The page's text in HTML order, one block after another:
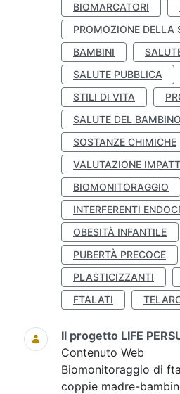
BIOMARCATORI
PROMOZIONE DELLA
BAMBINI
SALUTE PUBBLICA
STILI DI VITA
SALUTE DEL BAMBINO
SOSTANZE CHIMICHE
VALUTAZIONE
BIOMONITORAGGIO
INTERFERENTI
OBESITÀ INFANTILE
PUBERTÀ PRECOCE
PLASTICIZZANTI
FTALATI
Il progetto LIFE
Contenuto Web
Biomonitoraggio di
coppie madre-